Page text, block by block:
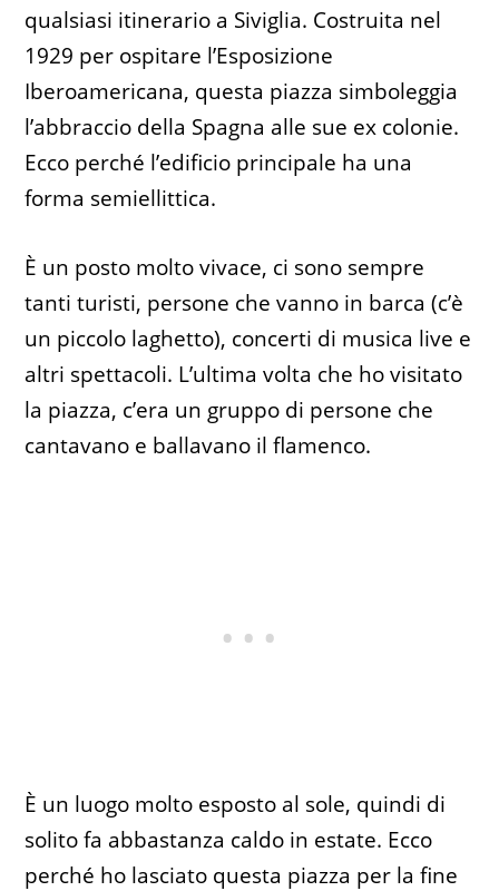
qualsiasi itinerario a Siviglia. Costruita nel
1929 per ospitare l’Esposizione
Iberoamericana, questa piazza simboleggia
l’abbraccio della Spagna alle sue ex colonie.
Ecco perché l’edificio principale ha una
forma semiellittica.
È un posto molto vivace, ci sono sempre
tanti turisti, persone che vanno in barca (c’è
un piccolo laghetto), concerti di musica live e
altri spettacoli. L’ultima volta che ho visitato
la piazza, c’era un gruppo di persone che
cantavano e ballavano il flamenco.
È un luogo molto esposto al sole, quindi di
solito fa abbastanza caldo in estate. Ecco
perché ho lasciato questa piazza per la fine